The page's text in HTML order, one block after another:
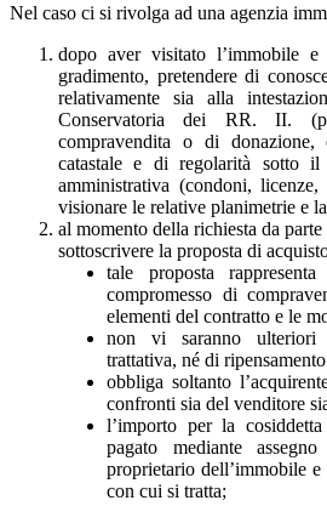
Nel caso ci si rivolga ad una agenzia
dopo aver visitato l’immobile
gradimento, pretendere di
relativamente sia alla
Conservatoria dei RR. II.
compravendita o di donazione,
catastale e di regolarità sotto il
amministrativa (condoni,
visionare le relative planimetrie e
al momento della richiesta da
sottoscrivere la proposta di
tale proposta
compromesso di
elementi del contratto e le
non vi saranno ulteriori
trattativa, né di
obbliga soltanto
confronti sia del venditore
l’importo per la
pagato mediante
proprietario dell’immobile
con cui si tratta;